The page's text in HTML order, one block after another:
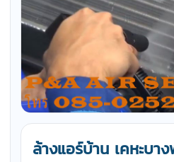
ล้างแอร์บ้าน เคหะบา